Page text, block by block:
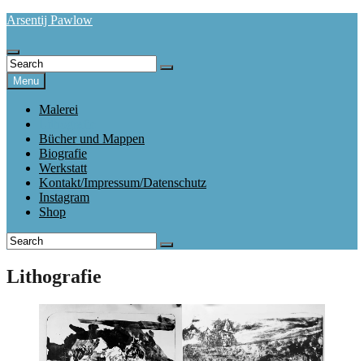
Skip
content
Arsentij Pawlow
Search
Search
for:
Search
Menu
Malerei
Bücher und Mappen
Biografie
Werkstatt
Kontakt/Impressum/Datenschutz
Instagram
Shop
Search
for:
Search
Lithografie